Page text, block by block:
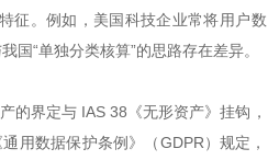
征。例如，美国科技企业常将用户数
国“单独分类核算”的思路存在差异。
的界定与 IAS 38《无形资产》挂钩，
用数据保护条例》（GDPR）规定，